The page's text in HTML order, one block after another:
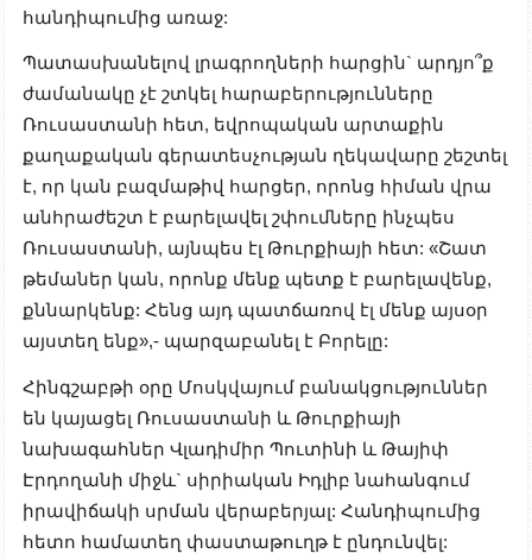
հանդիպումից առաջ:
Պատասխանելով լրագրողների հարցին` արդյո՞ք
ժամանակը չէ շտկել հարաբերությունները
Ռուսաստանի հետ, եվրոպական արտաքին
քաղաքական գերատեսչության ղեկավարը շեշտել
է, որ կան բազմաթիվ հարցեր, որոնց հիման վրա
անհրաժեշտ է բարելավել շփումները ինչպես
Ռուսաստանի, այնպես էլ Թուրքիայի հետ: «Շատ
թեմաներ կան, որոնք մենք պետք է բարելավենք,
քննարկենք: Հենց այդ պատճառով էլ մենք այսօր
այստեղ ենք»,- պարզաբանել է Բորելը:
Հինգշաբթի օրը Մոսկվայում բանակցություններ
են կայացել Ռուսաստանի և Թուրքիայի
նախագահներ Վլադիմիր Պուտինի և Թայիփ
Էրդողանի միջև` սիրիական Իդլիբ նահանգում
իրավիճակի սրման վերաբերյալ: Հանդիպումից
հետո համատեղ փաստաթուղթ է ընդունվել: